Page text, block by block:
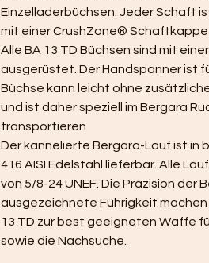
Einzelladerbüchsen. Jeder Schaft
mit einer CrushZone®
Alle BA 13 TD Büchsen sind mit
ausgerüstet. Der Handspanner ist
Büchse kann leicht ohne
und ist daher speziell im Bergara
transportieren
Der kannelierte Bergara-Lauf ist in
416 AISI Edelstahl lieferbar. Alle
von 5/8-24 UNEF. Die Präzision der
ausgezeichnete Führigkeit
13 TD zur best geeigneten Waffe
sowie die Nachsuche.